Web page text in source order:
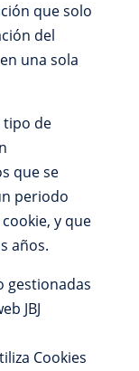
que solo
del
una sola
de
que se
periodo
y que
años.
gestionadas
JBJ
Cookies